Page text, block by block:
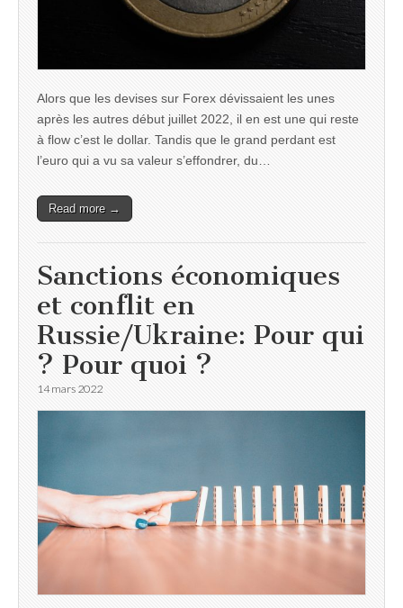
Alors que les devises sur Forex dévissaient les unes
après les autres début juillet 2022, il en est une qui reste
à flow c’est le dollar. Tandis que le grand perdant est
l’euro qui a vu sa valeur s’effondrer, du…
Read more →
Sanctions économiques
et conflit en
Russie/Ukraine: Pour qui
? Pour quoi ?
14 mars 2022